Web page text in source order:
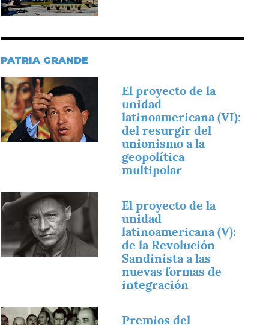
PATRIA GRANDE
Imagen
El proyecto de la
unidad
latinoamericana (VI):
del resurgir del
unionismo a la
geopolítica
multipolar
Imagen
El proyecto de la
unidad
latinoamericana (V):
de la Revolución
Sandinista a las
nuevas formas de
integración
Imagen
Premios del